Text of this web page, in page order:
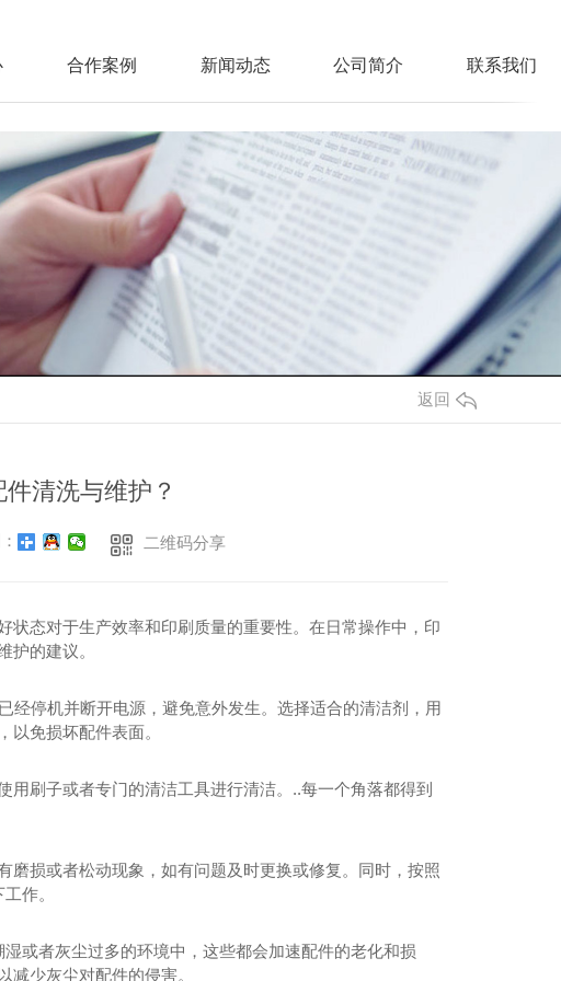
合作案例 新闻动态 公司简介 联系我们
返回
清洗与维护？
二维码分享
态对于生产效率和印刷质量的重要性。在日常操作中，印
护的建议。
经停机并断开电源，避免意外发生。选择适合的清洁剂，用
免损坏配件表面。
刷子或者专门的清洁工具进行清洁。..每一个角落都得到
磨损或者松动现象，如有问题及时更换或修复。同时，按照
作。
或者灰尘过多的环境中，这些都会加速配件的老化和损
少灰尘对配件的侵害。